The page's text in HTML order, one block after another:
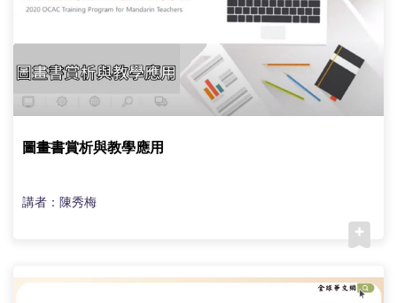
圖畫書賞析與教學應用
講者：陳秀梅